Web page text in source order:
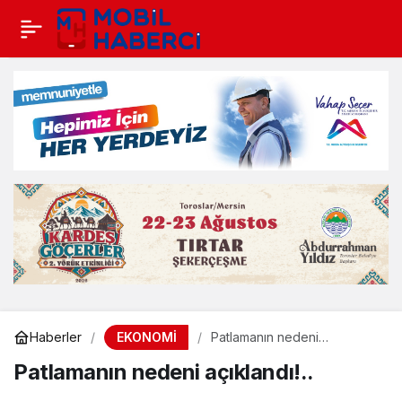
Haberler EKONOMİ
Patlamanın nedeni
Patlamanın nedeni açıklandı!..